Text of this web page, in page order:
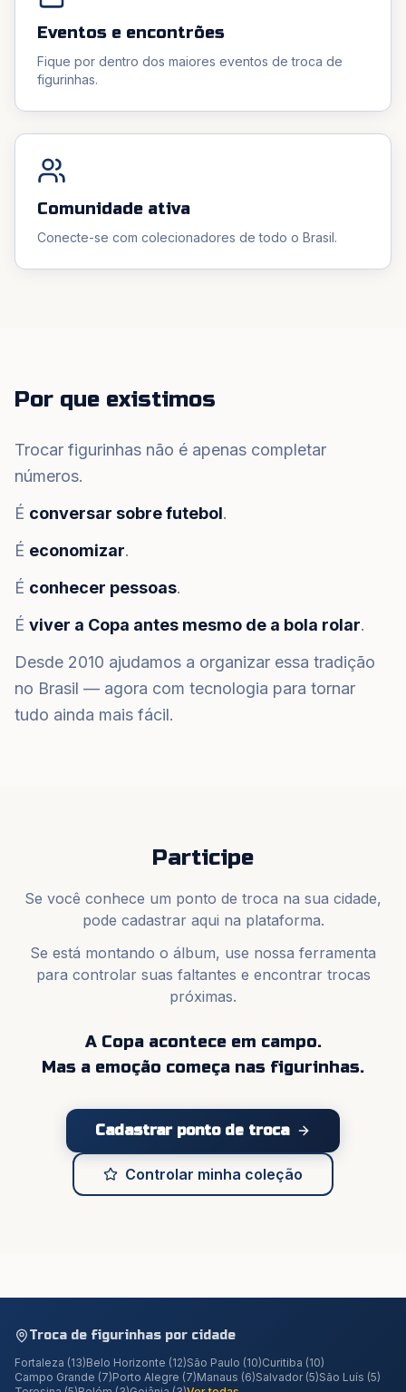
Eventos e encontrões
Fique por dentro dos maiores eventos de troca de
figurinhas.
Comunidade ativa
Conecte-se com colecionadores de todo o Brasil.
Por que existimos
Trocar figurinhas não é apenas completar
números.
É conversar sobre futebol.
É economizar.
É conhecer pessoas.
É viver a Copa antes mesmo de a bola rolar.
Desde 2010 ajudamos a organizar essa tradição
no Brasil — agora com tecnologia para tornar
tudo ainda mais fácil.
Participe
Se você conhece um ponto de troca na sua cidade,
pode cadastrar aqui na plataforma.
Se está montando o álbum, use nossa ferramenta
para controlar suas faltantes e encontrar trocas
próximas.
A Copa acontece em campo.
Mas a emoção começa nas figurinhas.
Cadastrar ponto de troca
Controlar minha coleção
Troca de figurinhas por cidade
Fortaleza (13)Belo Horizonte (12)São Paulo (10)Curitiba (10)
Campo Grande (7)Porto Alegre (7)Manaus (6)Salvador(5)São Luís (5)